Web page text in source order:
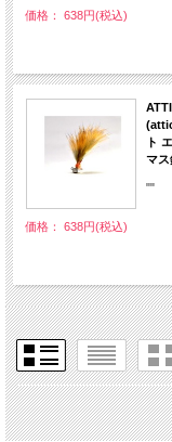
価格： 638円(税込)
ト
マス
""
価格： 638円(税込)